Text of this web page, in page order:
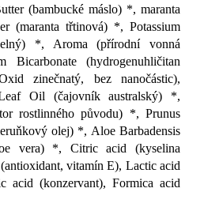
(bambucké máslo) *, maranta
(maranta třtinová) *, Potassium
*, Aroma (přírodní vonná
(hydrogenuhličitan
zinečnatý, bez nanočástic),
Oil (čajovník australský) *,
rostlinného původu) *, Prunus
olej) *, Aloe Barbadensis
vera) *, Citric acid (kyselina
vitamín E), Lactic acid
acid (konzervant), Formica acid